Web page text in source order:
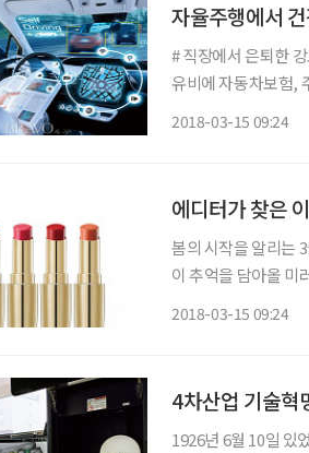
자율주행에서
# 직장에서 은퇴한
유비에 자동차보험,
2018-03-15 09:24
에디터가 찾은
봄의 시작을 알리는
이 추억을 담아올 미러리스 카
2018-03-15 09:24
4차산업 기술혁
1926년 6월 10일 있